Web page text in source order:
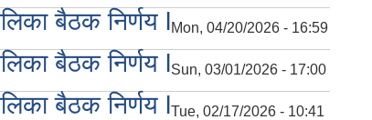
बैठक निर्णय lMon, 04/20/2026 - 16:59
बैठक निर्णय lSun, 03/01/2026 - 17:00
बैठक निर्णय lTue, 02/17/2026 - 10:41